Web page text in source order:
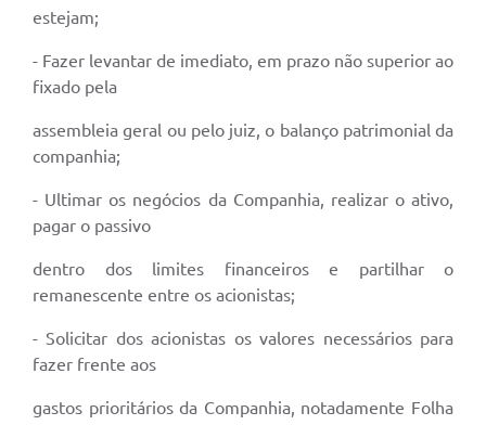
estejam;
- Fazer levantar de imediato, em prazo não superior ao
fixado pela
assembleia geral ou pelo juiz, o balanço patrimonial da
companhia;
- Ultimar os negócios da Companhia, realizar o ativo,
pagar o passivo
dentro dos limites financeiros e partilhar o
remanescente entre os acionistas;
- Solicitar dos acionistas os valores necessários para
fazer frente aos
gastos prioritários da Companhia, notadamente Folha